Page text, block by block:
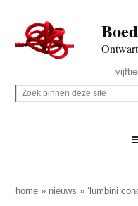
naar
de
inhoud
secondary
naar
de
sidebar
naar
de
Rechts
Z
p
Z
ihome » nieuws »‘lumbini